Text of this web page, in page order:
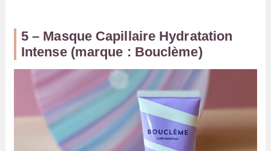
5 – Masque Capillaire Hydratation
Intense (marque : Bouclème)